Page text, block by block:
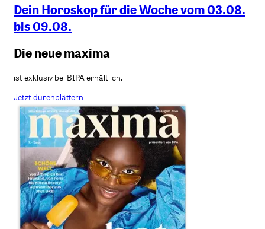
Dein Horoskop für die Woche vom 03.08.
bis 09.08.
Die neue maxima
ist exklusiv bei BIPA erhältlich.
Jetzt durchblättern